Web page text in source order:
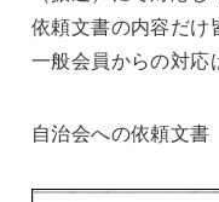
依頼文書の内容だけ
一般会員からの対応
自治会への依頼文書